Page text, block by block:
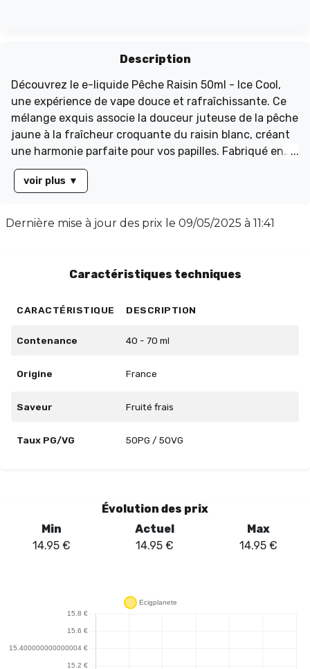
Description
Découvrez le e-liquide Pêche Raisin 50ml - Ice Cool,
une expérience de vape douce et rafraîchissante. Ce
mélange exquis associe la douceur juteuse de la pêche
jaune à la fraîcheur croquante du raisin blanc, créant
une harmonie parfaite pour vos papilles. Fabriqué en
France par Liquidarom, ce e-liquide est conditionné
dans un flacon de 60ml rempli à 50ml, sans nicotine
préféré. Avec un équilibre parfait de 50/50 en PG/VG,
Raisin - Ice Cool.
voir plus ▼
Dernière mise à jour des prix le 09/05/2025 à 11:41
Caractéristiques techniques
CARACTÉRISTIQUE DESCRIPTION
Contenance 40 - 70 ml
Origine France
Saveur Fruité frais
Taux PG/VG 50PG / 50VG
Évolution des prix
Min
14.95€
Actuel
14.95 €
Max
14.95 €